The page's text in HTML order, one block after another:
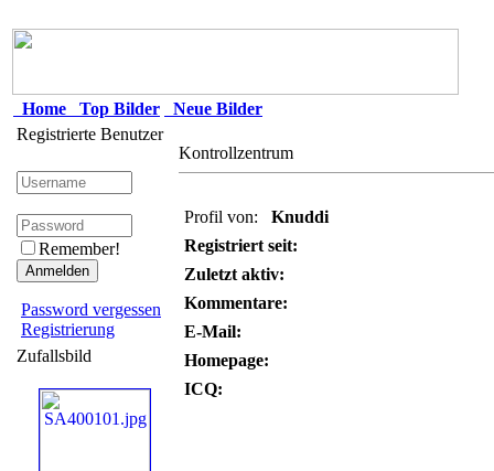
Home Top Bilder
Neue Bilder
Registrierte Benutzer
Remember!
Password vergessen
Registrierung
Zufallsbild
Kontrollzentrum
Profil von: Knuddi
Registriert seit:
Zuletzt aktiv:
Kommentare:
E-Mail:
Homepage:
ICQ: